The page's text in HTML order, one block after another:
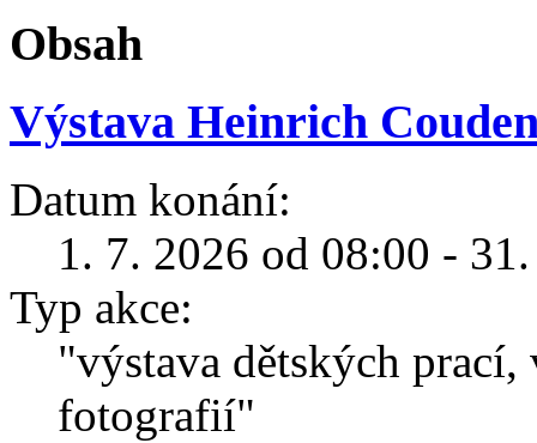
Obsah
Výstava Heinrich
Datum konání:
1. 7. 2026 od 08:00 -
Typ akce:
"výstava dětských
fotografií"